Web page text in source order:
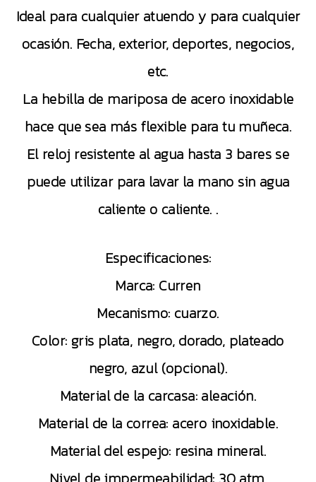
Ideal para cualquier atuendo y para cualquier
ocasión. Fecha, exterior, deportes, negocios,
etc.
La hebilla de mariposa de acero inoxidable
hace que sea más flexible para tu muñeca.
El reloj resistente al agua hasta 3 bares se
puede utilizar para lavar la mano sin agua
caliente o caliente. .
Especificaciones:
Marca: Curren
Mecanismo: cuarzo.
Color: gris plata, negro, dorado, plateado
negro, azul (opcional).
Material de la carcasa: aleación.
Material de la correa: acero inoxidable.
Material del espejo: resina mineral.